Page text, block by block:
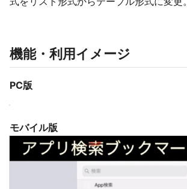
機能・利用イメージ
PC版
モバイル版